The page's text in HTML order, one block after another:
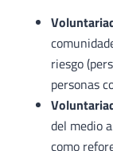
riesgo
personas
del medio
como